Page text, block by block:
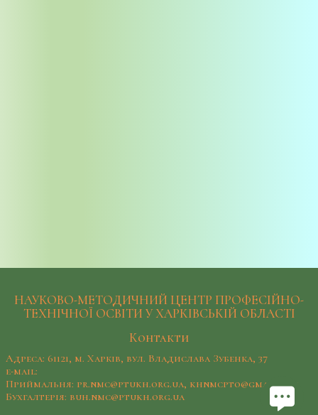
НАУКОВО-МЕТОДИЧНИЙ ЦЕНТР ПРОФЕСІЙНО-
ТЕХНІЧНОЇ ОСВІТИ У ХАРКІВСЬКІЙ ОБЛАСТІ
Контакти
Адреса: 61121, м. Харків, вул. Владислава Зубенка, 37
e-mail:
Приймальня: pr.nmc@ptukh.org.ua, khnmcpto@gmail.com
Бухгалтерія: buh.nmc@ptukh.org.ua